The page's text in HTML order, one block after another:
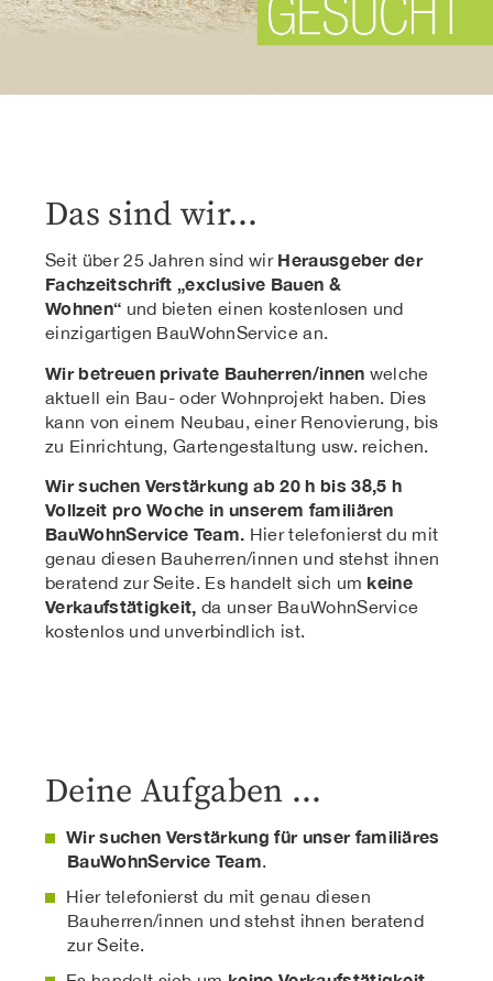
Das sind wir…
Seit über 25 Jahren sind wir Herausgeber der
Fachzeitschrift „exclusive Bauen &
Wohnen“ und bieten einen kostenlosen und
einzigartigen BauWohnService an.
Wir betreuen private Bauherren/innen welche
aktuell ein Bau- oder Wohnprojekt haben. Dies
kann von einem Neubau, einer Renovierung, bis
zu Einrichtung, Gartengestaltung usw. reichen.
Wir suchen Verstärkung ab 20 h bis 38,5 h
Vollzeit pro Woche in unserem familiären
BauWohnService Team. Hier telefonierst du mit
genau diesen Bauherren/innen und stehst ihnen
beratend zur Seite. Es handelt sich um keine
Verkaufstätigkeit, da unser BauWohnService
kostenlos und unverbindlich ist.
Deine Aufgaben …
Wir suchen Verstärkung für unser familiäres
BauWohnService Team.
Hier telefonierst du mit genau diesen
Bauherren/innen und stehst ihnen beratend
zur Seite.